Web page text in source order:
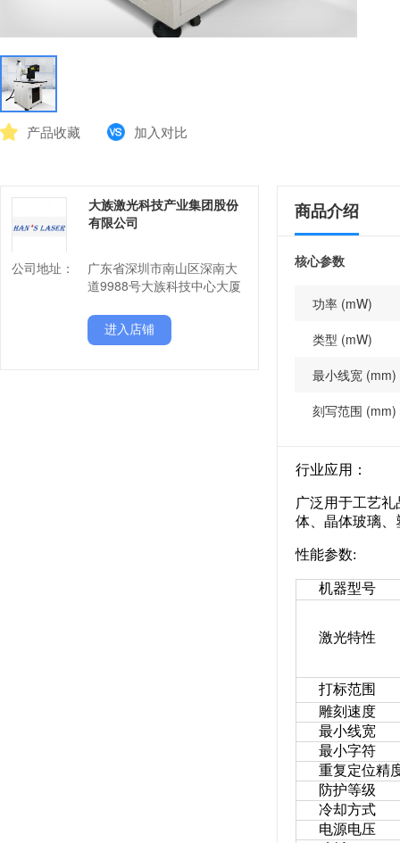
产品收藏 加入对比
大族激光科技产业集团股份
有限公司
公司地址：
广东省深圳市南山区深南大
道9988号大族科技中心大厦
进入店铺
商品介绍
核心参数
功率 (mW)
类型 (mW)
最小线宽 (mm)
刻写范围 (mm)